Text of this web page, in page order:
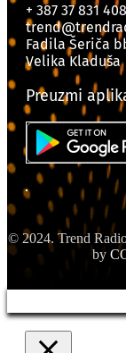
+ 387 37 831 408
Fadila Šeriča
Velika Kladuša
Preuzmi
© 2024. Trend
by